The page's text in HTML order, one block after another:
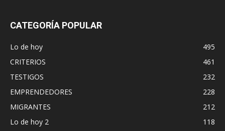
CATEGORÍA POPULAR
Lo de hoy
495
CRITERIOS
461
TESTIGOS
232
EMPRENDEDORES
228
MIGRANTES
212
Lo de hoy 2
118